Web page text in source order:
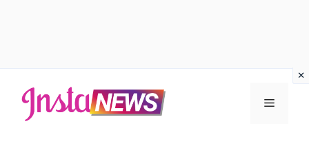
contenuto
Menu